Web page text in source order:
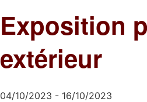
Exposition
extérieur
04/10/2023 - 16/10/2023